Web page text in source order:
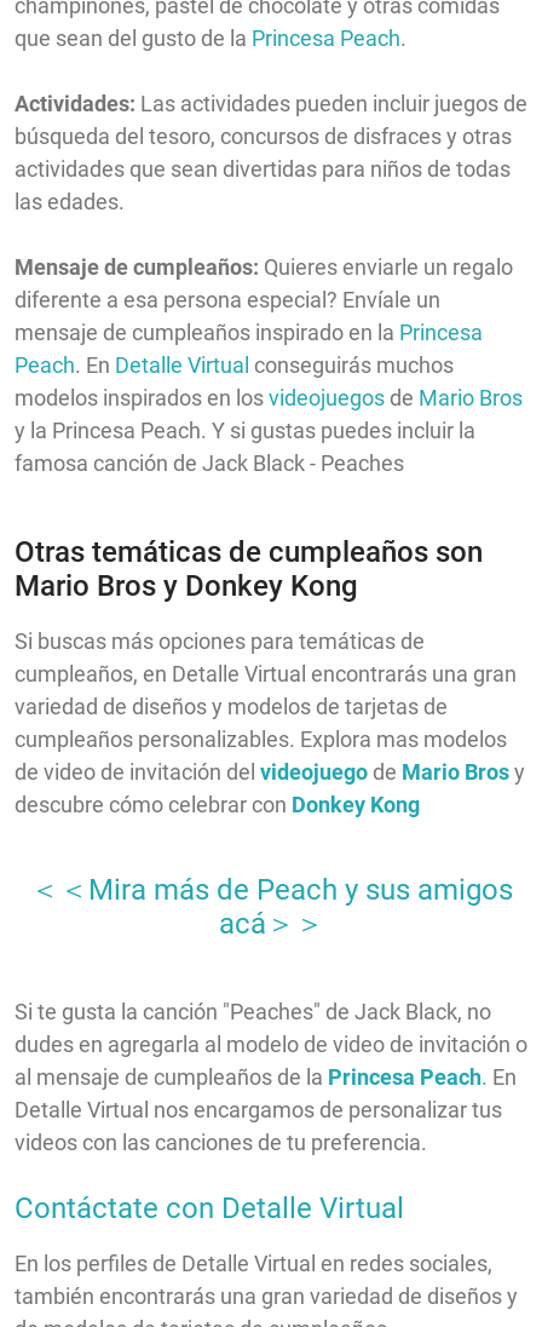
champiñones, pastel de chocolate y otras comidas
que sean del gusto de la Princesa Peach.
Actividades: Las actividades pueden incluir juegos de
búsqueda del tesoro, concursos de disfraces y otras
actividades que sean divertidas para niños de todas
las edades.
Mensaje de cumpleaños: Quieres enviarle un regalo
diferente a esa persona especial? Envíale un
mensaje de cumpleaños inspirado en la Princesa
Peach. En Detalle Virtual conseguirás muchos
modelos inspirados en losvideojuegos de Mario Bros
y la Princesa Peach. Y si gustas puedes incluir la
famosa canción de Jack Black - Peaches
Otras temáticas de cumpleaños son
Mario Bros y Donkey Kong
Si buscas más opciones para temáticas de
cumpleaños, en Detalle Virtual encontrarás una gran
variedad de diseños y modelos de tarjetas de
cumpleaños personalizables. Explora mas modelos
de video de invitación del videojuego de Mario Brosy
descubre cómo celebrar con Donkey Kong
＜＜Mira más de Peach y sus amigos
acá＞＞
Si te gusta la canción "Peaches" de Jack Black, no
dudes en agregarla al modelo de video de invitación o
al mensaje de cumpleaños de la Princesa Peach. En
Detalle Virtual nos encargamos de personalizar tus
videos con las canciones de tu preferencia.
Contáctate con Detalle Virtual
En los perfiles de Detalle Virtual en redes sociales,
también encontrarás una gran variedad de diseños y